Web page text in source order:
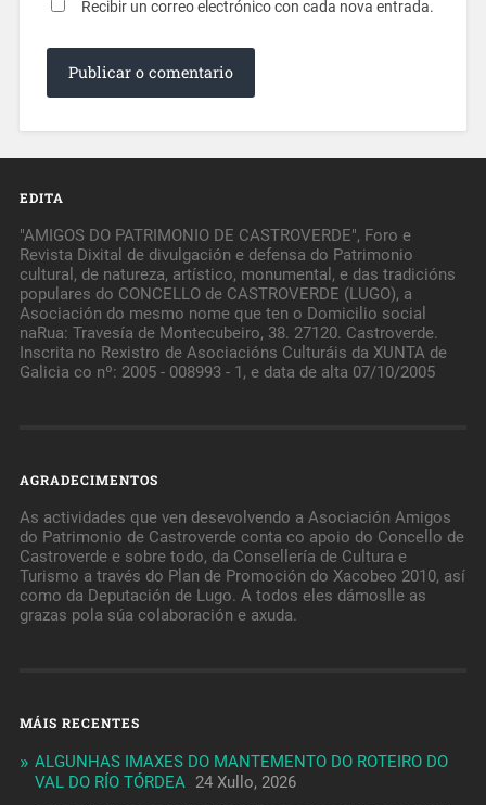
Recibir un correo electrónico con cada nova entrada.
EDITA
"AMIGOS DO PATRIMONIO DE CASTROVERDE", Foro e
Revista Dixital de divulgación e defensa do Patrimonio
cultural, de natureza, artístico, monumental, e das tradicións
populares do CONCELLO de CASTROVERDE (LUGO), a
Asociación do mesmo nome que ten o Domicilio social
naRua: Travesía de Montecubeiro, 38. 27120. Castroverde.
Inscrita no Rexistro de Asociacións Culturáis da XUNTA de
Galicia co nº: 2005 - 008993 - 1, e data de alta 07/10/2005
AGRADECIMENTOS
As actividades que ven desevolvendo a Asociación Amigos
do Patrimonio de Castroverde conta co apoio do Concello de
Castroverde e sobre todo, da Consellería de Cultura e
Turismo a través do Plan de Promoción do Xacobeo 2010, así
como da Deputación de Lugo. A todos eles dámoslle as
grazas pola súa colaboración e axuda.
MÁIS RECENTES
ALGUNHAS IMAXES DO MANTEMENTO DO ROTEIRO DO
VAL DO RÍO TÓRDEA 24 Xullo, 2026